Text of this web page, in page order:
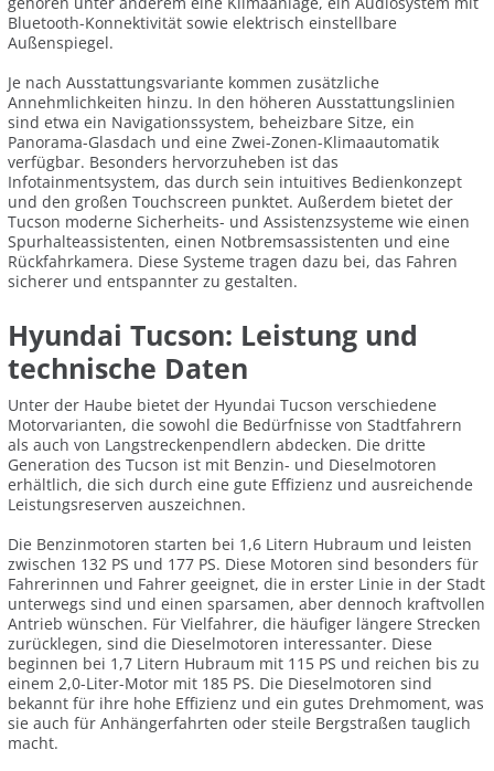
Bluetooth-Konnektivität sowie elektrisch einstellbare
Außenspiegel.
Je nach Ausstattungsvariante kommen zusätzliche
Annehmlichkeiten hinzu. In den höheren Ausstattungslinien
sind etwa ein Navigationssystem, beheizbare Sitze, ein
Panorama-Glasdach und eine Zwei-Zonen-Klimaautomatik
verfügbar. Besonders hervorzuheben ist das
Infotainmentsystem, das durch sein intuitives Bedienkonzept
und den großen Touchscreen punktet. Außerdem bietet der
Tucson moderne Sicherheits- und Assistenzsysteme wie einen
Spurhalteassistenten, einen Notbremsassistenten und eine
Rückfahrkamera. Diese Systeme tragen dazu bei, das Fahren
sicherer und entspannter zu gestalten.
Hyundai Tucson: Leistung und
technische Daten
Unter der Haube bietet der Hyundai Tucson verschiedene
Motorvarianten, die sowohl die Bedürfnisse von Stadtfahrern
als auch von Langstreckenpendlern abdecken. Die dritte
Generation des Tucson ist mit Benzin- und Dieselmotoren
erhältlich, die sich durch eine gute Effizienz und ausreichende
Leistungsreserven auszeichnen.
Die Benzinmotoren starten bei 1,6 Litern Hubraum und leisten
zwischen 132 PS und 177 PS. Diese Motoren sind besonders für
Fahrerinnen und Fahrer geeignet, die in erster Linie in der Stadt
unterwegs sind und einen sparsamen, aber dennoch kraftvollen
Antrieb wünschen. Für Vielfahrer, die häufiger längere Strecken
zurücklegen, sind die Dieselmotoren interessanter. Diese
beginnen bei 1,7 Litern Hubraum mit 115 PS und reichen bis zu
einem 2,0-Liter-Motor mit 185 PS. Die Dieselmotoren sind
bekannt für ihre hohe Effizienz und ein gutes Drehmoment, was
sie auch für Anhängerfahrten oder steile Bergstraßen tauglich
macht.